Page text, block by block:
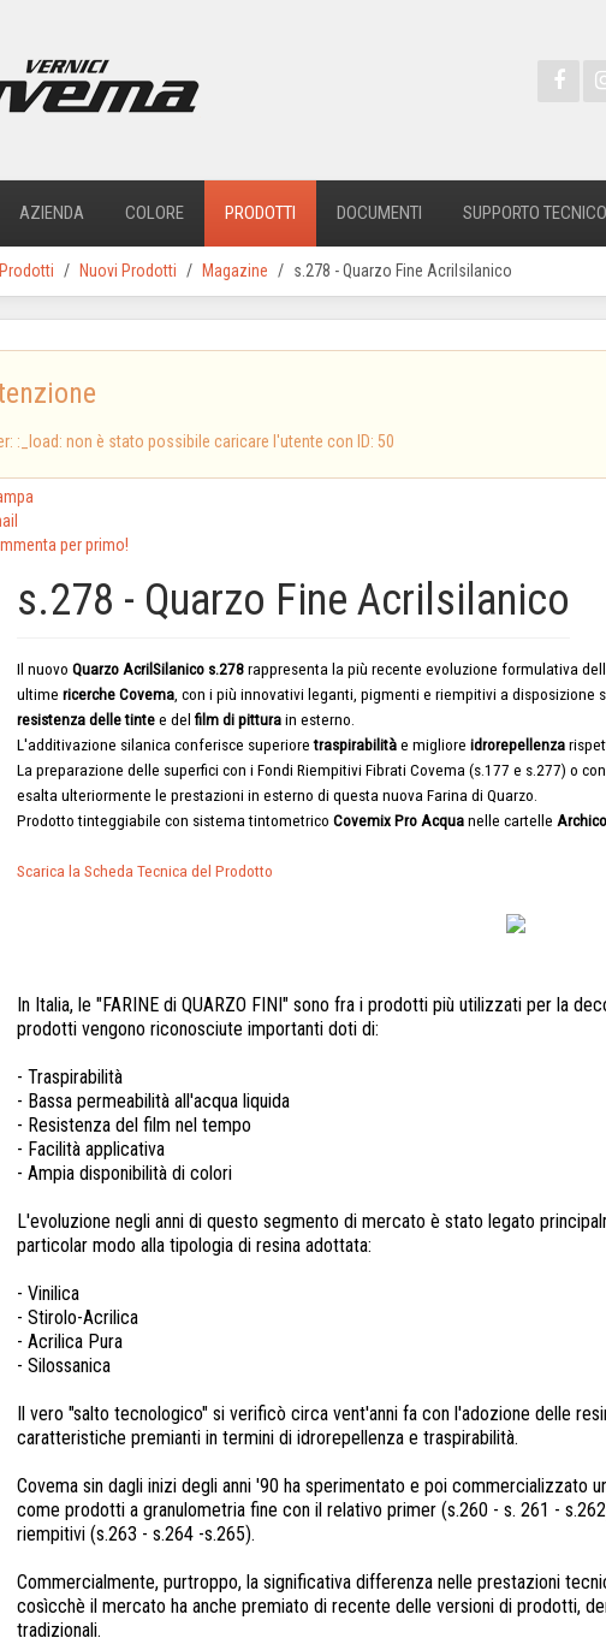
AZIENDA COLORE PRODOTTI DOCUMENTI SUPPORTO TECNICO
Prodotti Nuovi Prodotti Magazine s.278 - Quarzo Fine Acrilsilanico
:_load: non è stato possibile caricare l'utente con ID: 50
per primo!
s.278 - Quarzo Fine Acrilsilanico
Il nuovo Quarzo AcrilSilanico s.278 rappresenta la più recente evoluzione formulativa
ultime ricerche Covema, con i più innovativi leganti, pigmenti e riempitivi a
resistenza delle tinte e del film di pittura in esterno.
L'additivazione silanica conferisce superioretraspirabilità e migliore idrorepellenza
La preparazione delle superfici con i Fondi Riempitivi Fibrati Covema (s.177 e s.277) o
esalta ulteriormente le prestazioni in esterno di questa nuova Farina di Quarzo.
Prodotto tinteggiabile con sistema tintometrico Covemix Pro Acqua nelle cartelle
Scarica la Scheda Tecnica del Prodotto
In Italia, le "FARINE di QUARZO FINI" sono fra i prodotti più utilizzati per la
prodotti vengono riconosciute importanti doti di:
- Traspirabilità
- Bassa permeabilità all'acqua liquida
- Resistenza del film nel tempo
- Facilità applicativa
- Ampia disponibilità di colori
L'evoluzione negli anni di questo segmento di mercato è stato legato
particolar modo alla tipologia di resina adottata:
- Vinilica
- Stirolo-Acrilica
- Acrilica Pura
- Silossanica
Il vero "salto tecnologico" si verificò circa vent'anni fa con l'adozione delle
caratteristiche premianti in termini di idrorepellenza e traspirabilità.
Covema sin dagli inizi degli anni '90 ha sperimentato e poi commercializzato
come prodotti a granulometria fine con il relativo primer (s.260 - s. 261 -
riempitivi (s.263 - s.264 -s.265).
Commercialmente, purtroppo, la significativa differenza nelle prestazioni
cosìcchè il mercato ha anche premiato di recente delle versioni di prodotti,
tradizionali.